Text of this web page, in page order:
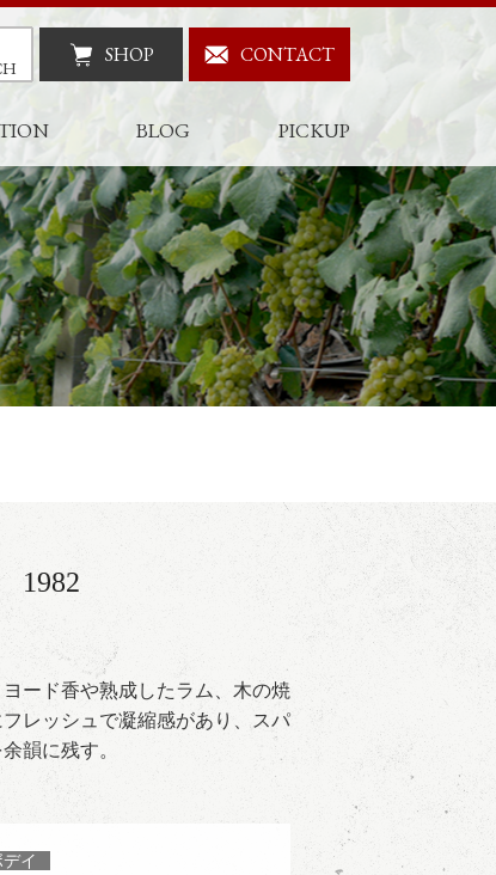
SHOP CONTACT
BLOG PICKUP
1982
ード香や熟成したラム、木の焼
レッシュで凝縮感があり、スパ
韻に残す。
イ